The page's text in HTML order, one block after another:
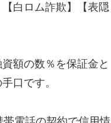
白ロム詐欺】【表隠
額の数％を保証金と
口です。